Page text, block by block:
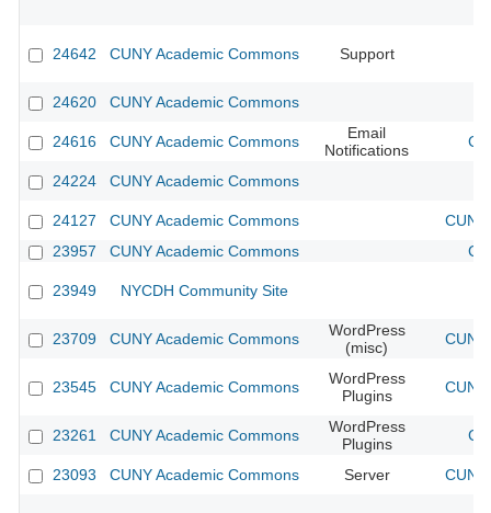
24642 CUNY Academic Commons Support
24620 CUNY Academic Commons
24616 CUNY Academic Commons
Email
Notifications
24224 CUNY Academic Commons
24127 CUNY Academic Commons
23957
CUNY Academic Commons
23949 NYCDH Community Site
23709 CUNY Academic Commons
WordPress
(misc)
23545 CUNY Academic Commons
WordPress
Plugins
23261 CUNY Academic Commons
WordPress
Plugins
23093 CUNY Academic Commons Server